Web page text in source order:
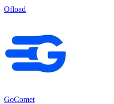
Ofload
GoComet